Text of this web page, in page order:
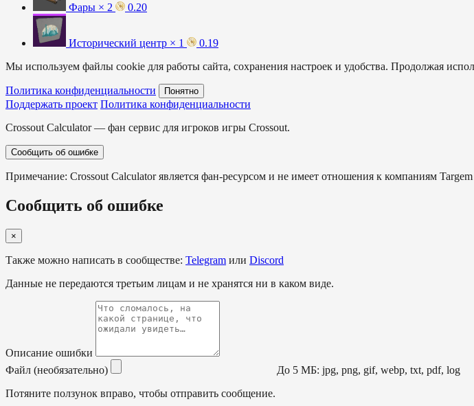
Фары × 2 0.20
Исторический центр × 1
0.19
Мы используем файлы cookie для работы сайта, сохранения настроек и удобства. Продолжая
Политика конфиденциальности Понятно
Поддержать проект Политика конфиденциальности
Crossout Calculator — фан сервис для игроков игры Crossout.
Сообщить об ошибке
Примечание: Crossout Calculator является фан-ресурсом и не имеет отношения к компаниям
Сообщить об ошибке
×
Также можно написать в сообществе: Telegram или Discord
Данные не передаются третьим лицам и не хранятся ни в каком виде.
Описание ошибки
Файл (необязательно)
До 5 МБ: jpg, png, gif, webp, txt, pdf, log
Потяните ползунок вправо, чтобы отправить сообщение.